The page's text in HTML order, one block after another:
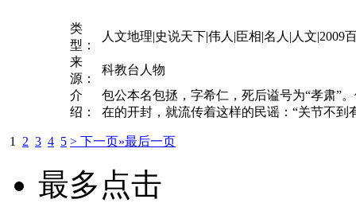
类
型：
人文地理|史说天下|伟人|臣相|名人|人文|2009
来
源：
科教台人物
介
绍：
包公本名包拯，字希仁，死后谥号为“孝肃”
在的开封，就流传着这样的民谣：“关节不
1 2 3 4 5 > 下一页»最后一页
最多点击